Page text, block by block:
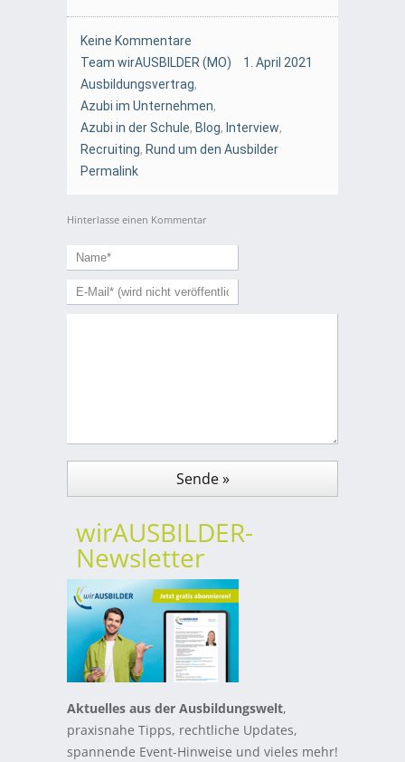
Keine Kommentare
Team wirAUSBILDER (MO)
1. April 2021
Ausbildungsvertrag,
Azubi im Unternehmen,
Azubi in der Schule, Blog, Interview,
Recruiting, Rund um den Ausbilder
Permalink
Hinterlasse einen Kommentar
wirAUSBILDER-
Newsletter
Aktuelles aus der Ausbildungswelt,
praxisnahe Tipps, rechtliche Updates,
spannende Event-Hinweise und vieles mehr!